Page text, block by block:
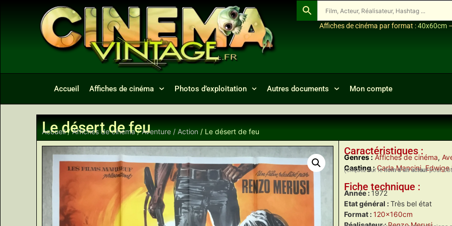
Affiches de cinéma par format :40x60cm –
Accueil Affiches de cinéma Photos d’exploitation Autres documents Mon compte
Le désert de feu
Accueil/Affiches de cinéma/Aventure / Action / Le désert de feu
Caractéristiques :
Genres : Affiches de cinéma,
Casting : Carla Mancini,Edwige
(Cliquez sur lenom d’un acteurpour
Fiche technique :
Année : 1972
Etat général :Très bel état
Format :120x160cm